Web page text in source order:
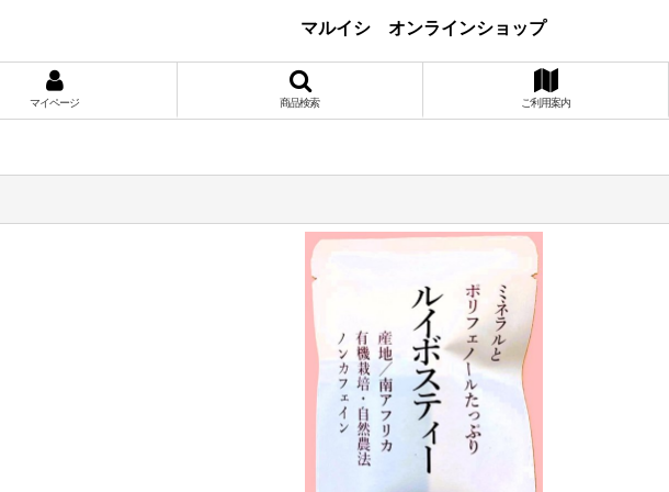
マルイシ オンラインショップ
マイページ 商品検索 ご利用案内